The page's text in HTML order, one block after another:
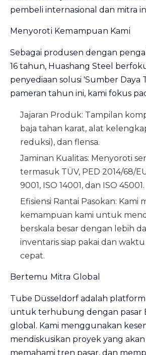
pembeli internasional dan mitra
Menyoroti Kemampuan Kami
Sebagai produsen dengan
16 tahun, Huashang Steel
penyediaan solusi 'Sumber Daya
pameran tahun ini, kami fokus
Jajaran Produk: Tampilan
baja tahan karat, alat
reduksi), dan flensa.
Jaminan Kualitas: Menyoroti
termasuk TÜV, PED 2014/68/
9001, ISO 14001, dan ISO 45001.
Efisiensi Rantai Pasokan: Kami
kemampuan kami untuk
berskala besar dengan lebih
inventaris siap pakai dan
cepat.
Bertemu Mitra Global
Tube Düsseldorf adalah
untuk terhubung dengan pasar
global. Kami menggunakan
mendiskusikan proyek yang
memahami tren pasar, dan